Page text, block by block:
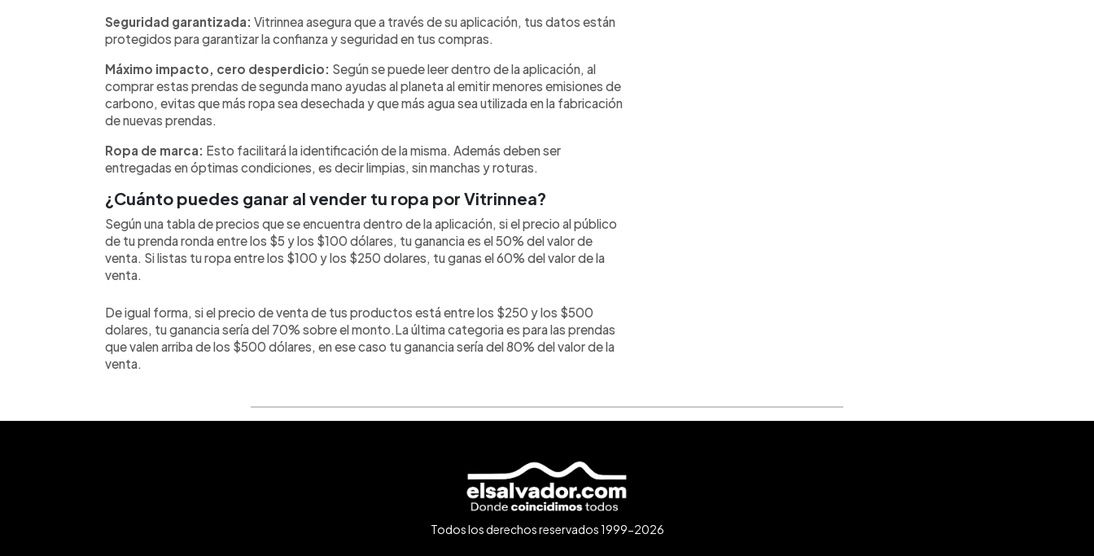
Seguridad garantizada: Vitrinnea asegura que a través de su aplicación, tus datos están
protegidos para garantizar la confianza y seguridad en tus compras.
Máximo impacto, cero desperdicio: Según se puede leer dentro de la aplicación, al
comprar estas prendas de segunda mano ayudas al planeta al emitir menores emisiones de
carbono, evitas que más ropa sea desechada y que más agua sea utilizada en la fabricación
de nuevas prendas.
Ropa de marca: Esto facilitará la identificación de la misma. Además deben ser
entregadas en óptimas condiciones, es decir limpias, sin manchas y roturas.
¿Cuánto puedes ganar al vender tu ropa por Vitrinnea?
Según una tabla de precios que se encuentra dentro de la aplicación, si el precio al público
de tu prenda ronda entre los $5 y los $100 dólares, tu ganancia es el 50% del valor de
venta. Si listas tu ropa entre los $100 y los $250 dolares, tu ganas el 60% del valor de la
venta.
De igual forma, si el precio de venta de tus productos está entre los $250 y los $500
dolares, tu ganancia sería del 70% sobre el monto.La última categoria es para las prendas
que valen arriba de los $500 dólares, en ese caso tu ganancia sería del 80% del valor de la
venta.
Todos los derechos reservados 1999-2026